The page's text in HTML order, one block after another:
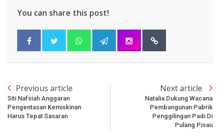
You can share this post!
Previous article
Siti Nafsiah Anggaran
Pengentasan Kemiskinan
Harus Tepat Sasaran
Next article
Natalia Dukung Wacana
Pembangunan Pabrik
Penggilingan Padi Di
Pulang Pisau